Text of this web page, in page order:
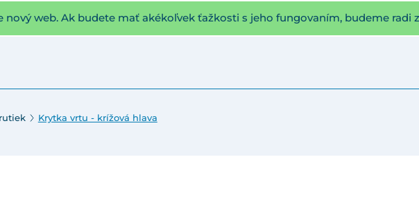
nový web. Ak budete mať akékoľvek ťažkosti s jeho fungovaním, budeme radi
Krytka vrtu - krížová hlava